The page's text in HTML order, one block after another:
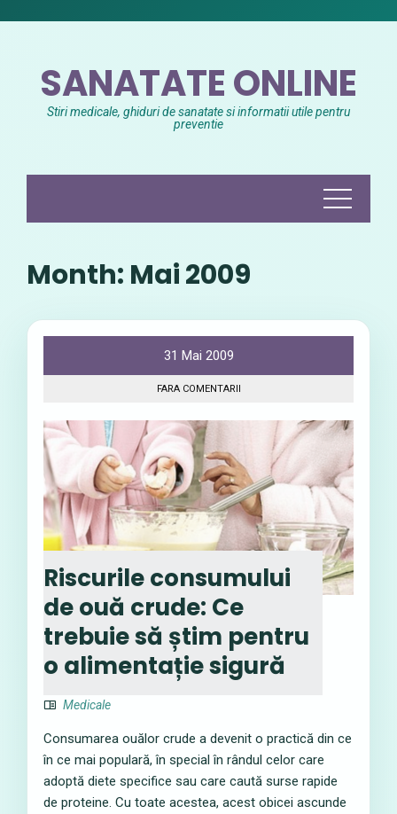
SANATATE ONLINE
Stiri medicale, ghiduri de sanatate si informatii utile pentru
preventie
Month: Mai 2009
31 Mai 2009
FARA COMENTARII
Riscurile consumului
de ouă crude: Ce
trebuie să știm pentru
o alimentație sigură
Medicale
Consumarea ouălor crude a devenit o practică din ce
în ce mai populară, în special în rândul celor care
adoptă diete specifice sau care caută surse rapide
de proteine. Cu toate acestea, acest obicei ascunde